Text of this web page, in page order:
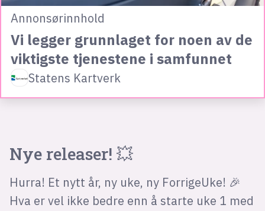
Annonsørinnhold
Vi legger grunnlaget for noen av de
viktigste tjenestene i samfunnet
Statens Kartverk
Nye releaser! 💥
Hurra! Et nytt år, ny uke, ny ForrigeUke! 🎉
Hva er vel ikke bedre enn å starte uke 1 med